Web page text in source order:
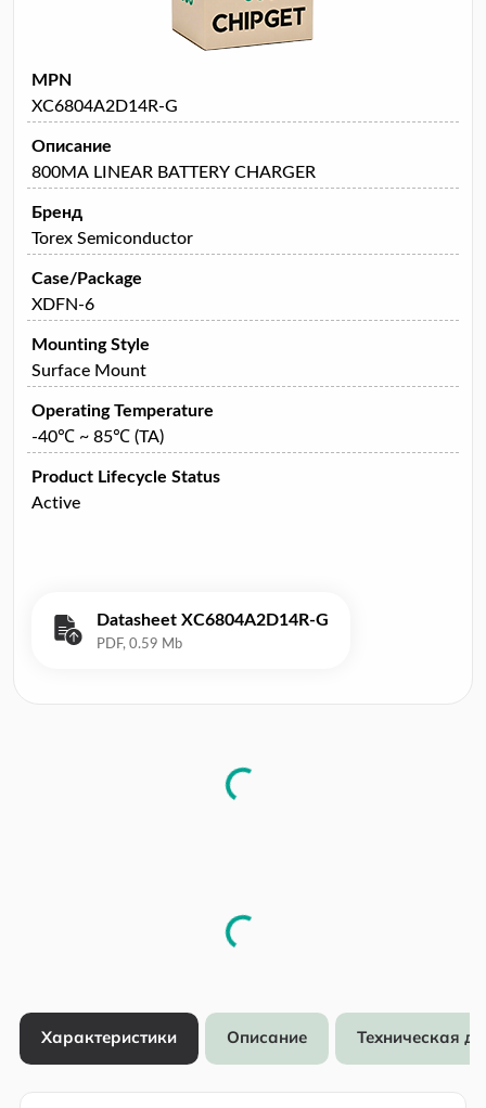
MPN
XC6804A2D14R-G
Описание
800MA LINEAR BATTERY CHARGER
Бренд
Torex Semiconductor
Case/Package
XDFN-6
Mounting Style
Surface Mount
Operating Temperature
-40℃ ~ 85℃ (TA)
Product Lifecycle Status
Active
Datasheet XC6804A2D14R-G
Характеристики Описание Техническая